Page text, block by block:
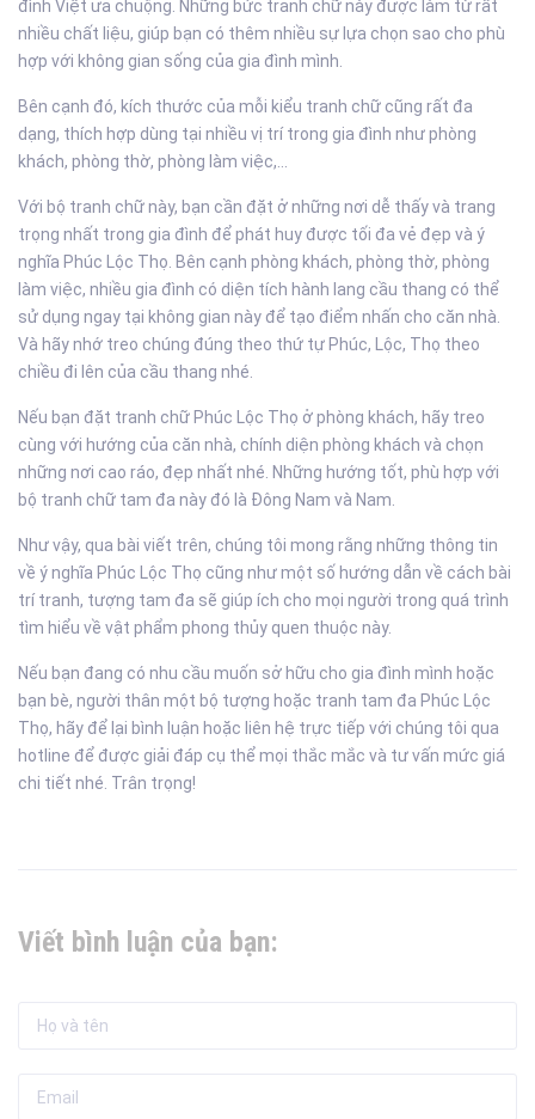
đình Việt ưa chuộng. Những bức tranh chữ này được làm từ rất
nhiều chất liệu, giúp bạn có thêm nhiều sự lựa chọn sao cho phù
hợp với không gian sống của gia đình mình.
Bên cạnh đó, kích thước của mỗi kiểu tranh chữ cũng rất đa
dạng, thích hợp dùng tại nhiều vị trí trong gia đình như phòng
khách, phòng thờ, phòng làm việc,...
Với bộ tranh chữ này, bạn cần đặt ở những nơi dễ thấy và trang
trọng nhất trong gia đình để phát huy được tối đa vẻ đẹp và ý
nghĩa Phúc Lộc Thọ. Bên cạnh phòng khách, phòng thờ, phòng
làm việc, nhiều gia đình có diện tích hành lang cầu thang có thể
sử dụng ngay tại không gian này để tạo điểm nhấn cho căn nhà.
Và hãy nhớ treo chúng đúng theo thứ tự Phúc, Lộc, Thọ theo
chiều đi lên của cầu thang nhé.
Nếu bạn đặt tranh chữ Phúc Lộc Thọ ở phòng khách, hãy treo
cùng với hướng của căn nhà, chính diện phòng khách và chọn
những nơi cao ráo, đẹp nhất nhé. Những hướng tốt, phù hợp với
bộ tranh chữ tam đa này đó là Đông Nam và Nam.
Như vậy, qua bài viết trên, chúng tôi mong rằng những thông tin
về ý nghĩa Phúc Lộc Thọ cũng như một số hướng dẫn về cách bài
trí tranh, tượng tam đa sẽ giúp ích cho mọi người trong quá trình
tìm hiểu về vật phẩm phong thủy quen thuộc này.
Nếu bạn đang có nhu cầu muốn sở hữu cho gia đình mình hoặc
bạn bè, người thân một bộ tượng hoặc tranh tam đa Phúc Lộc
Thọ, hãy để lại bình luận hoặc liên hệ trực tiếp với chúng tôi qua
hotline để được giải đáp cụ thể mọi thắc mắc và tư vấn mức giá
chi tiết nhé. Trân trọng!
Viết bình luận của bạn: